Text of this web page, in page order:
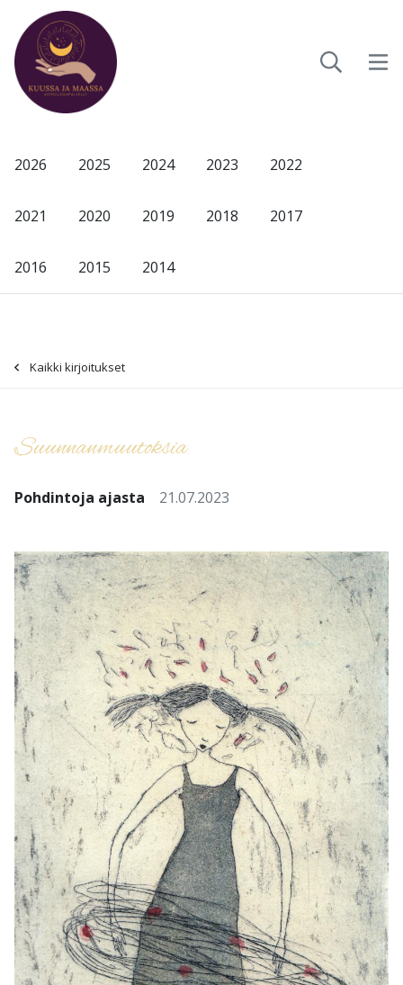
2026 2025 2024 2023 2022
2021 2020 2019 2018 2017
2016 2015 2014
Kaikki kirjoitukset
Suunnanmuutoksia
Pohdintoja ajasta 21.07.2023